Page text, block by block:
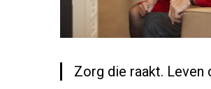
Zorg die raakt. Leven